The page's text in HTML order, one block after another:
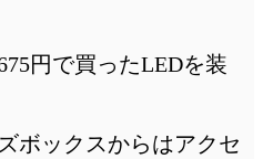
円で買ったLEDを装
ボックスからはアクセ